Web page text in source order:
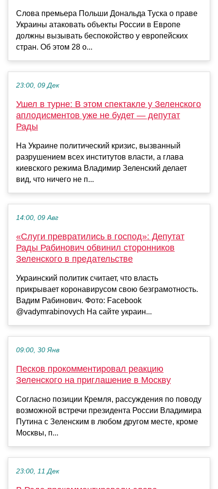
Слова премьера Польши Дональда Туска о праве
Украины атаковать объекты России в Европе
должны вызывать беспокойство у европейских
стран. Об этом 28 о...
23:00, 09 Дек
Ушел в турне: В этом спектакле у Зеленского
аплодисментов уже не будет — депутат
Рады
На Украине политический кризис, вызванный
разрушением всех институтов власти, а глава
киевского режима Владимир Зеленский делает
вид, что ничего не п...
14:00, 09 Авг
«Слуги превратились в господ»: Депутат
Рады Рабинович обвинил сторонников
Зеленского в предательстве
Украинский политик считает, что власть
прикрывает коронавирусом свою безграмотность.
Вадим Рабинович. Фото: Facebook
@vadymrabinovych На сайте украин...
09:00, 30 Янв
Песков прокомментировал реакцию
Зеленского на приглашение в Москву
Согласно позиции Кремля, рассуждения по поводу
возможной встречи президента России Владимира
Путина с Зеленским в любом другом месте, кроме
Москвы, п...
23:00, 11 Дек